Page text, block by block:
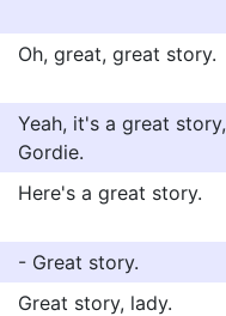
Oh, great, great story.
Yeah, it's a great story,
Gordie.
Here's a great story.
- Great story.
Great story, lady.